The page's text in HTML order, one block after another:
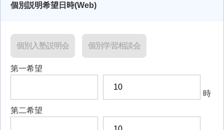
個別説明希望日時(Web)
個別入塾説明会 個別学習相談会
第一希望
時
第二希望